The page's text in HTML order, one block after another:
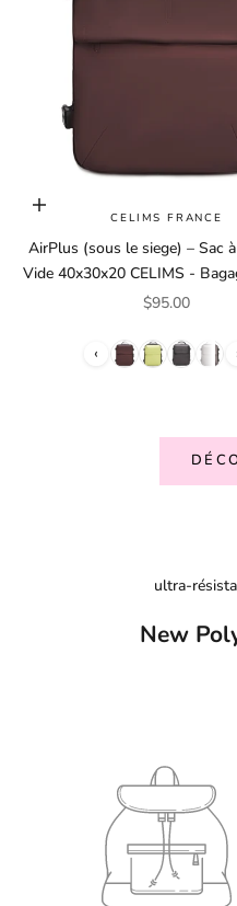
Choisir les optionsCELIMS FRANCE
AirPlus (sous le siege) – Sac
Vide 40x30x20 CELIMS -
Imperméable - Compartiment
Prix de vente
$95.00
‹
ultra-
New